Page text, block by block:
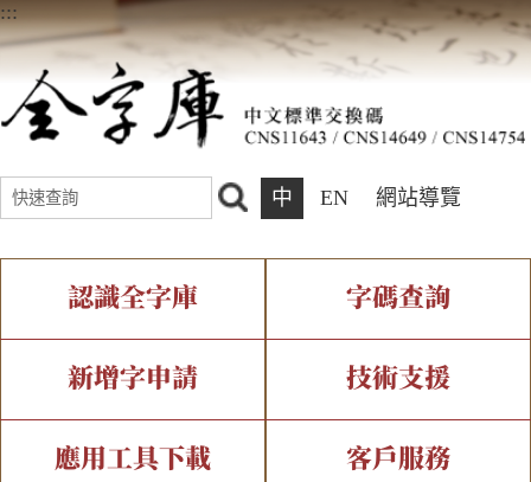
:::
中 EN 網站導覽
認識全字庫
全字庫介紹 全字庫現況
中文碼介紹 專有名詞介紹
字碼查詢
IDS查詢 部件查詢
複合查詢 注音查詢
新增字申請
新字申請處理流程
技術支援
字形即時顯示 造字解決方案
應用工具下載 客戶服務